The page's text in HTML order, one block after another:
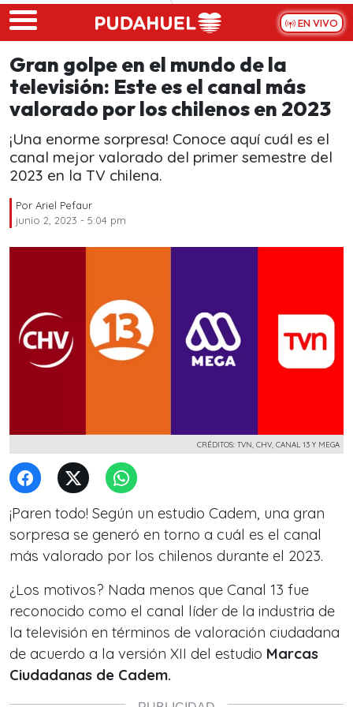
Skip to main content
EN VIVO
Gran golpe en el mundo de la
televisión: Este es el canal más
valorado por los chilenos en 2023
¡Una enorme sorpresa! Conoce aquí cuál es el
canal mejor valorado del primer semestre del
2023 en la TV chilena.
Por Ariel Pefaur
junio 2, 2023 - 5:04 pm
CRÉDITOS: TVN, CHV, CANAL 13 Y MEGA
¡Paren todo! Según un estudio Cadem, una gran
sorpresa se generó en torno a cuál es el canal
más valorado por los chilenos durante el 2023.
¿Los motivos? Nada menos que Canal 13 fue
reconocido como el canal líder de la industria de
la televisión en términos de valoración ciudadana
de acuerdo a la versión XII del estudio Marcas
Ciudadanas de Cadem.